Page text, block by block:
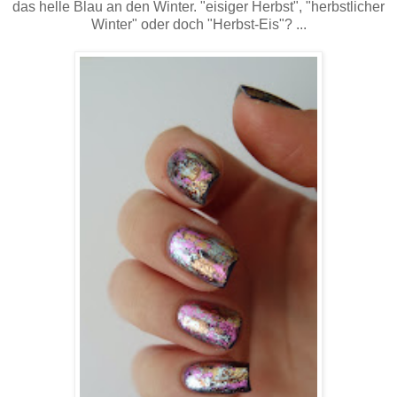
das helle Blau an den Winter. "eisiger Herbst", "herbstlicher
Winter" oder doch "Herbst-Eis"? ...